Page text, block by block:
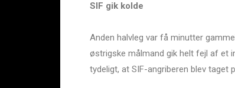
SIF gik kolde
Anden halvleg var få minutter
østrigske målmand gik helt fejl af et
tydeligt, at SIF-angriberen blev taget